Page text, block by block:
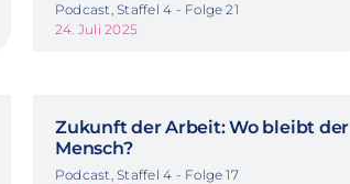
Podcast, Staffel 4 - Folge 21
24. Juli 2025
Zukunft der Arbeit: Wo bleibt der
Mensch?
Podcast, Staffel 4 - Folge 17